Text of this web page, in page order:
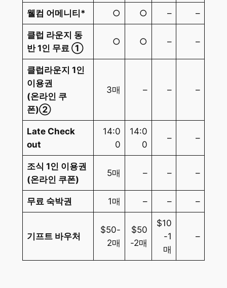
웰컴 어메니티* ○ ○ – –
클럽 라운지 동
반 1인 무료 ①
○ ○ – –
클럽라운지 1인
이용권
(온라인 쿠
폰)②
3매 – – –
Late Check
out
14:0
0
14:0
0
– –
조식 1인 이용권
(온라인 쿠폰)
5매 – – –
무료 숙박권 1매 – – –
기프트 바우처
$50-
2매
$50
-2매
$10
-1
매
–